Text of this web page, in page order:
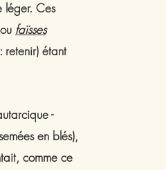
léger. Ces
faïsses
étant
-
en blés),
comme ce